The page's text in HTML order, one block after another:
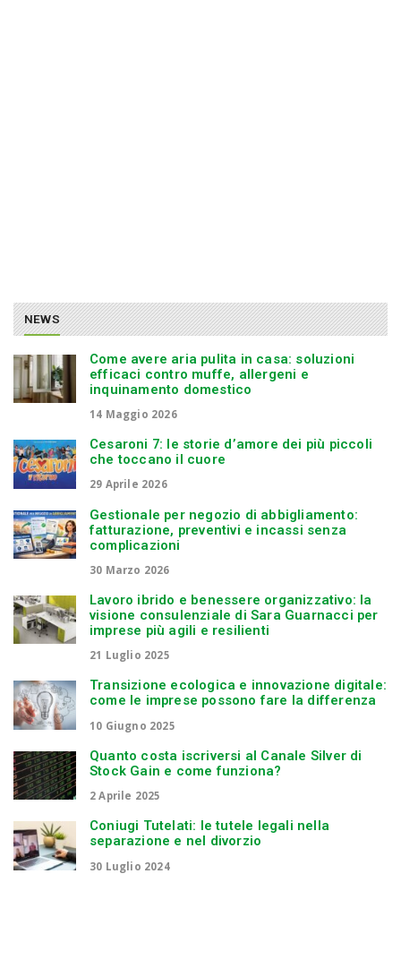
NEWS
Come avere aria pulita in casa: soluzioni
efficaci contro muffe, allergeni e
inquinamento domestico
14 Maggio 2026
Cesaroni 7: le storie d’amore dei più piccoli
che toccano il cuore
29 Aprile 2026
Gestionale per negozio di abbigliamento:
fatturazione, preventivi e incassi senza
complicazioni
30 Marzo 2026
Lavoro ibrido e benessere organizzativo: la
visione consulenziale di Sara Guarnacci per
imprese più agili e resilienti
21 Luglio 2025
Transizione ecologica e innovazione digitale:
come le imprese possono fare la differenza
10 Giugno 2025
Quanto costa iscriversi al Canale Silver di
Stock Gain e come funziona?
2 Aprile 2025
Coniugi Tutelati: le tutele legali nella
separazione e nel divorzio
30 Luglio 2024